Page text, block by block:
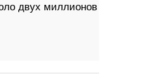
двух миллионов